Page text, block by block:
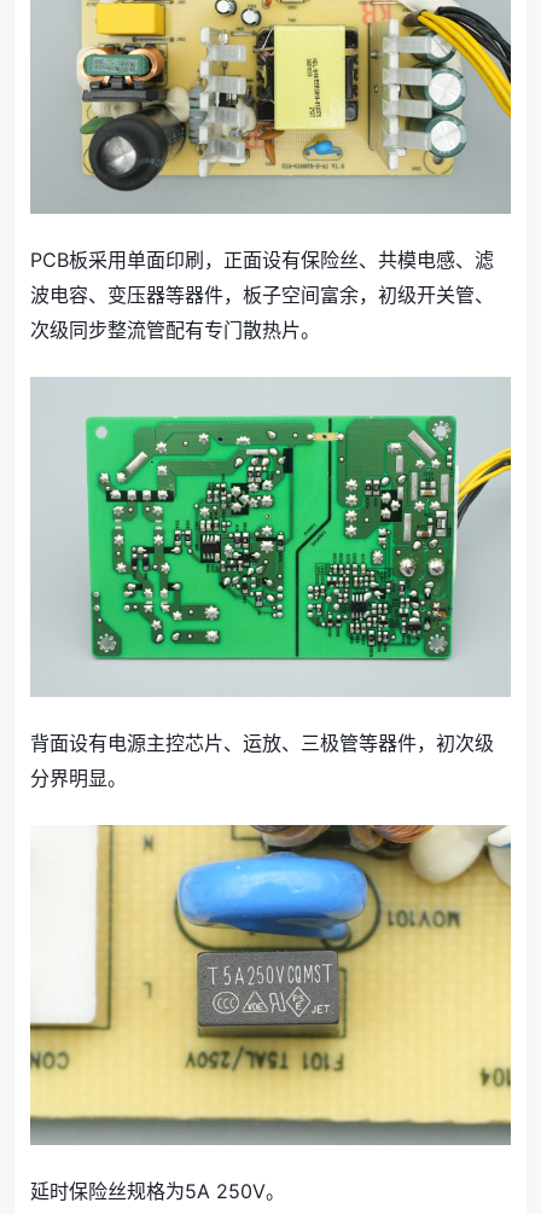
PCB板采用单面印刷，正面设有保险丝、共模电感、滤
波电容、变压器等器件，板子空间富余，初级开关管、
次级同步整流管配有专门散热片。
背面设有电源主控芯片、运放、三极管等器件，初次级
分界明显。
延时保险丝规格为5A 250V。